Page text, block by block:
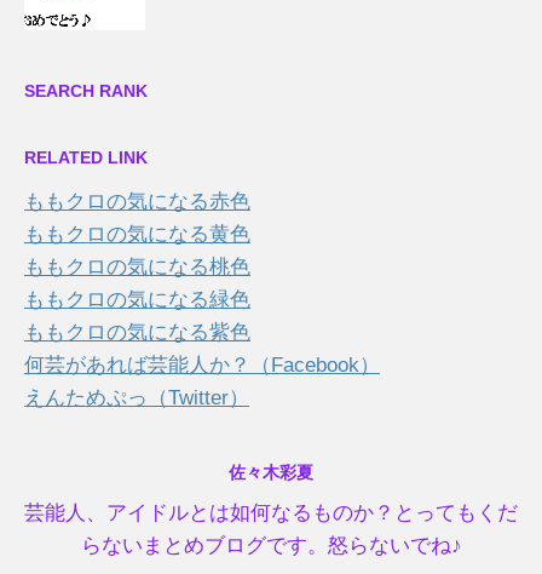
SEARCH RANK
RELATED LINK
ももクロの気になる赤色
ももクロの気になる黄色
ももクロの気になる桃色
ももクロの気になる緑色
ももクロの気になる紫色
何芸があれば芸能人か？（Facebook）
えんためぷっ（Twitter）
佐々木彩夏
芸能人、アイドルとは如何なるものか？とってもくだ
らないまとめブログです。怒らないでね♪